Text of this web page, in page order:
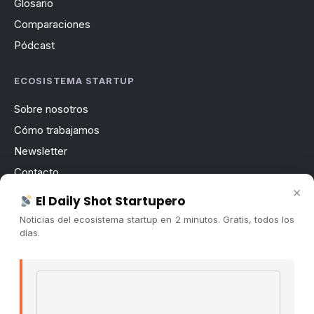
Glosario
Comparaciones
Pódcast
ECOSISTEMA STARTUP
Sobre nosotros
Cómo trabajamos
Newsletter
Contacto
Publicidad
Convocatorias
×
El Daily Shot Startupero
Noticias del ecosistema startup en 2 minutos. Gratis, todos los
días.